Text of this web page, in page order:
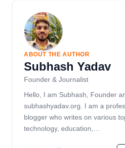
ABOUT THE AUTHOR
Subhash Yadav
Founder & Journalist
Hello, I am Subhash, Founder
subhashyadav.org. I am a
blogger who writes on various
technology, education,…